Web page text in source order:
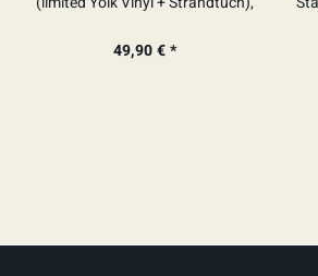
49,90 € *